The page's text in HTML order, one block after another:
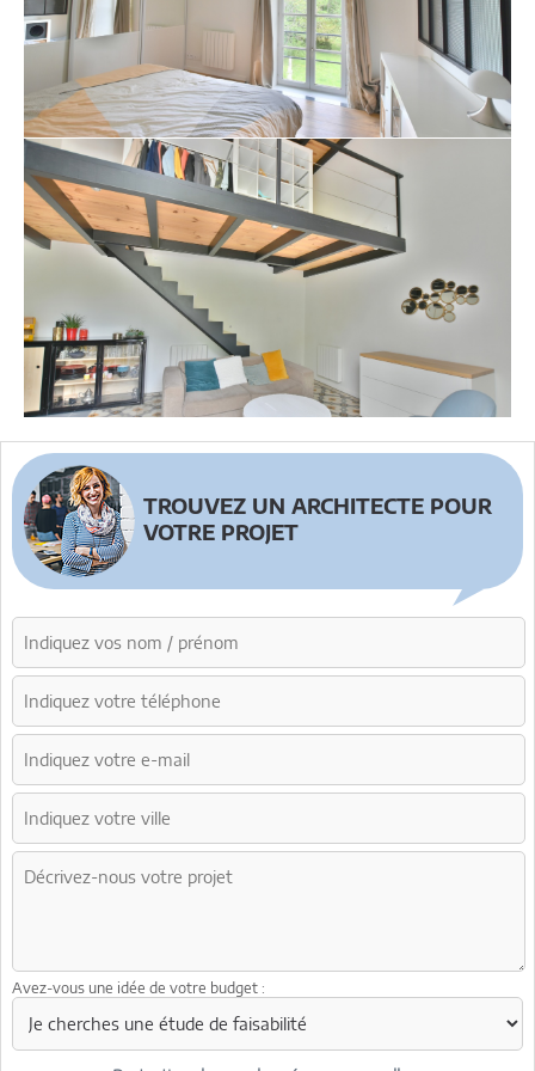
TROUVEZ UN ARCHITECTE POUR
VOTRE PROJET
Avez-vous une idée de votre budget :